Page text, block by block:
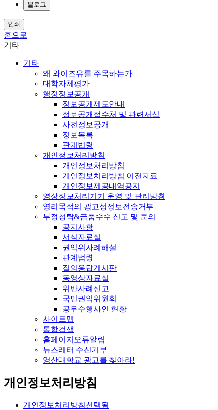
블로그
인쇄
홈으로
기타
기타
왜 와이즈유를 주목하는가
대학자체평가
행정정보공개
정보공개제도안내
정보공개접수처 및 관련서식
사전정보공개
정보목록
관계법령
개인정보처리방침
개인정보처리방침
개인정보처리방침 이전자료
개인정보제공내역공지
영상정보처리기기 운영 및 관리방침
영리목적의 광고성정보전송거부
부정청탁&금품수수 신고 및 문의
공지사항
서식자료실
권익위사례해설
관계법령
질의응답게시판
동영상자료실
위반사례신고
국민권익위원회
공무수행사인 현황
사이트맵
통합검색
홈페이지오류알림
뉴스레터 수신거부
영산대학교 광고를 찾아라!
개인정보처리방침
개인정보처리방침선택됨